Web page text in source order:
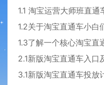
1.1 淘宝运营大师班直
1.2关于淘宝直通车小
1.3了解一个核心淘宝
2.1新版淘宝直通车入口
3.1新版淘宝直通车投